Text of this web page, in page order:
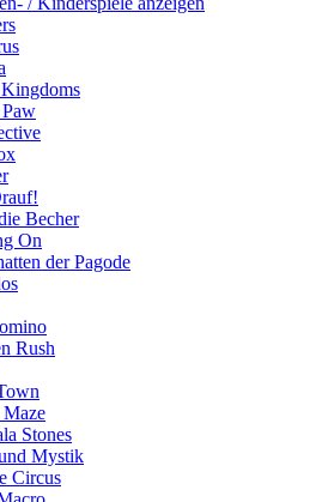
Becher
On
der Pagode
Rush
Stones
Mystik
Circus